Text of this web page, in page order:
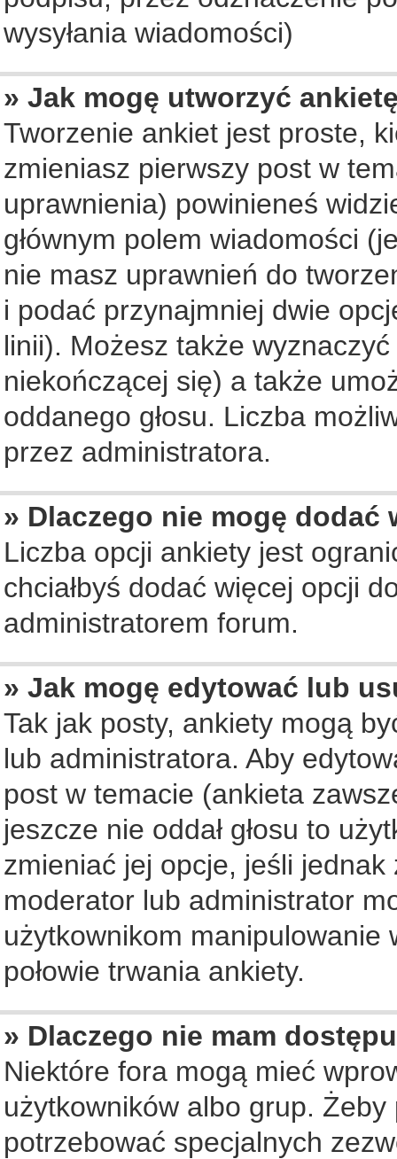
wysyłania wiadomości)
» Jak mogę utworzyć
Tworzenie ankiet jest proste,
zmieniasz pierwszy post w
uprawnienia) powinieneś
głównym polem wiadomości
nie masz uprawnień do
i podać przynajmniej dwie
linii). Możesz także
niekończącej się) a także
oddanego głosu. Liczba
przez administratora.
» Dlaczego nie mogę
Liczba opcji ankiety jest
chciałbyś dodać więcej opcji
administratorem forum.
» Jak mogę edytować lub
Tak jak posty, ankiety mogą
lub administratora. Aby
post w temacie (ankieta
jeszcze nie oddał głosu to
zmieniać jej opcje, jeśli jednak
moderator lub administrator
użytkownikom
połowie trwania ankiety.
» Dlaczego nie mam
Niektóre fora mogą mieć
użytkowników albo grup.
potrzebować specjalnych